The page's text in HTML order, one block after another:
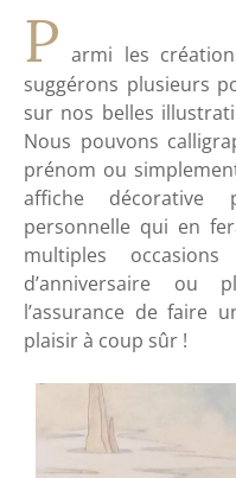
P armi les
suggérons plusieurs
sur nos belles
Nous pouvons calligraphier
prénom ou
affiche
personnelle qui en
multiples occasions
d’anniversaire ou
l’assurance de faire
plaisir à coup sûr !